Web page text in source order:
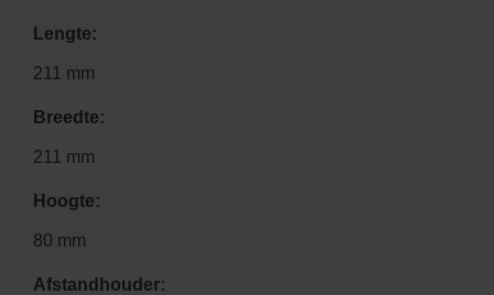
Lengte:
211 mm
Breedte:
211 mm
Hoogte:
80 mm
Afstandhouder: